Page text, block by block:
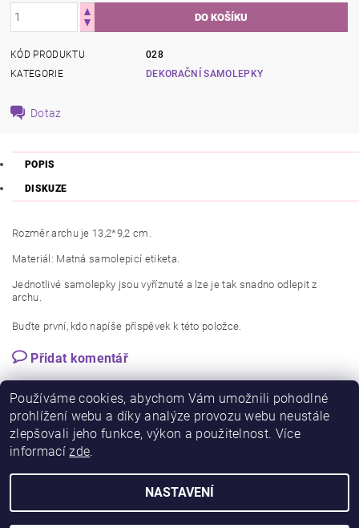
KÓD PRODUKTU
028
KATEGORIE
DEKORAČNÍ SAMOLEPKY
Dotaz
POPIS
DISKUZE
Rozměr archu je 13,2*9,2 cm.
Materiál: Matná samolepicí etiketa.
Jednotlivé samolepky jsou vyříznuté a lze je tak snadno odlepit z
archu.
Buďte první, kdo napíše příspěvek k této položce.
Přidat komentář
2026 © PlannerGirl.cz, všechna práva vyhrazena
Používáme cookies, abychom Vám umožnili pohodlné
prohlížení webu a díky analýze provozu webu neustále
zlepšovali jeho funkce, výkon a použitelnost. Více
informacízde.
NASTAVENÍ